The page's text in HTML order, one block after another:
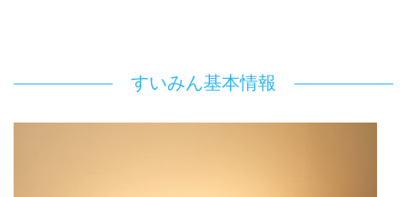
すいみん基本情報